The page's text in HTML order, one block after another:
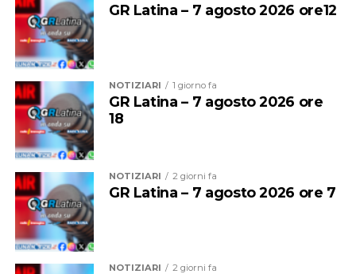
Sono inoltre vietate la vendita e la somministrazione di
bevande alcoliche nei pubblici esercizi, compresi gli
stabilimenti balneari, dalle
Prevista anche una stretta sulla musica: dalle
dovranno essere ridotte le emissioni sonore, mentre
dalle3dovranno cessare completamente le attività di
intrattenimento musicale e danzante dei pubblici
esercizi e degli stabilimenti balneari, quando autorizzate
secondo le modalità previste dalla legge.
Per chi non rispetterà le disposizioni è prevista una
sanzione amministrativa fino a 500 euro
GR Latina – 7 agosto 2026 ore12
NOTIZIARI 1 giorno fa
GR Latina – 7 agosto 2026 ore
18
NOTIZIARI 2 giorni fa
GR Latina – 7 agosto 2026 ore 7
NOTIZIARI 2 giorni fa